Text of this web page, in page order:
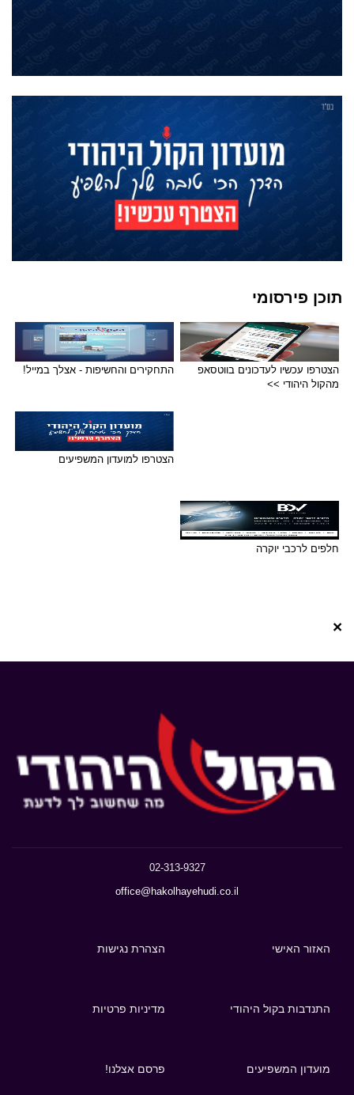
תוכן פירסומי
הצטרפו עכשיו לעדכונים בווטסאפ
מהקול היהודי >>
התחקירים והחשיפות - אצלך במייל!
הצטרפו למועדון המשפיעים
חלפים לרכבי יוקרה
×
02-313-9327
office@hakolhayehudi.co.il
האזור האישי הצהרת נגישות
התנדבות בקול היהודי מדיניות פרטיות
מועדון המשפיעים פרסם אצלנו!